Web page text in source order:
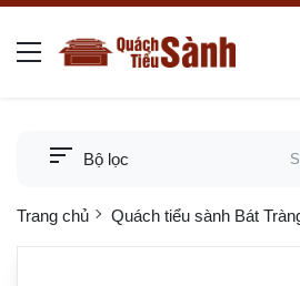
Bộ lọc
Trang chủ Quách tiểu sành Bát